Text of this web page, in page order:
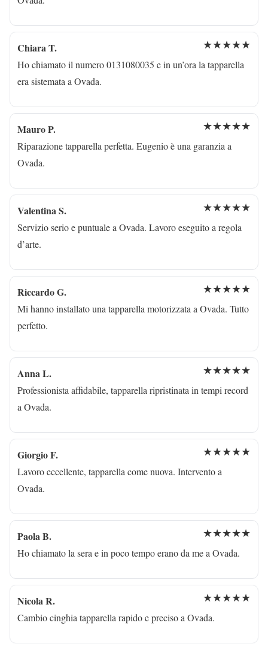
Chiara T. ★★★★★
Ho chiamato il numero 0131080035 e in un’ora la tapparella
era sistemata a Ovada.
Mauro P. ★★★★★
Riparazione tapparella perfetta. Eugenio è una garanzia a
Ovada.
Valentina S. ★★★★★
Servizio serio e puntuale a Ovada. Lavoro eseguito a regola
d’arte.
Riccardo G. ★★★★★
Mi hanno installato una tapparella motorizzata a Ovada. Tutto
perfetto.
Anna L. ★★★★★
Professionista affidabile, tapparella ripristinata in tempi record
a Ovada.
Giorgio F. ★★★★★
Lavoro eccellente, tapparella come nuova. Intervento a
Ovada.
Paola B. ★★★★★
Ho chiamato la sera e in poco tempo erano da me a Ovada.
Nicola R. ★★★★★
Cambio cinghia tapparella rapido e preciso a Ovada.